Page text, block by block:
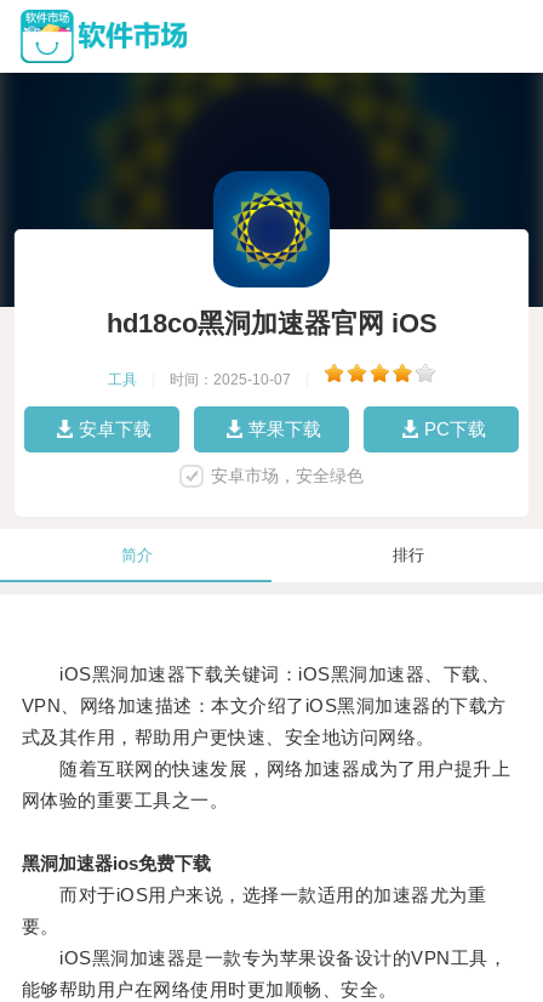
hd18co黑洞加速器官网 iOS
工具 时间：2025-10-07
安卓下载 苹果下载 PC下载
安卓市场，安全绿色
简介 排行
iOS黑洞加速器下载关键词：iOS黑洞加速器、下载、
VPN、网络加速描述：本文介绍了iOS黑洞加速器的下载方
式及其作用，帮助用户更快速、安全地访问网络。
随着互联网的快速发展，网络加速器成为了用户提升上
网体验的重要工具之一。
黑洞加速器ios免费下载
而对于iOS用户来说，选择一款适用的加速器尤为重
要。
iOS黑洞加速器是一款专为苹果设备设计的VPN工具，
能够帮助用户在网络使用时更加顺畅、安全。